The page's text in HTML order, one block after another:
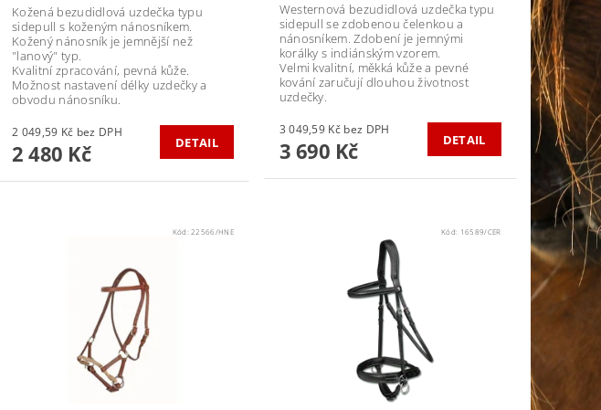
Kožená bezudidlová uzdečka typu
sidepull s koženým nánosníkem.
Kožený nánosník je jemnější než
"lanový" typ.
Kvalitní zpracování, pevná kůže.
Možnost nastavení délky uzdečky a
obvodu nánosníku.
2 049,59 Kč bez DPH
2 480 Kč DETAIL
Westernová bezudidlová uzdečka typu
sidepull se zdobenou čelenkou a
nánosníkem. Zdobení je jemnými
korálky s indiánským vzorem.
Velmi kvalitní, měkká kůže a pevné
kování zaručují dlouhou životnost
uzdečky.
3 049,59 Kč bez DPH
3 690 Kč DETAIL
Kód:22566/HNE Kód: 16589/CER